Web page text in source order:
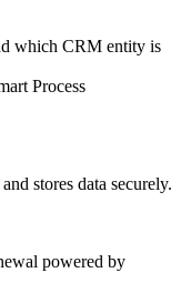
which CRM entity is
Process
stores data securely.
powered by